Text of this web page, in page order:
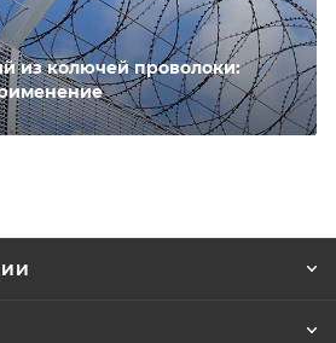
из колючей проволоки: